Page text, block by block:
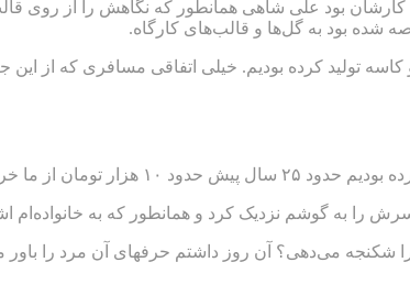
شده بود به گل‌ها و قالب‌های کارگاه.
کاسه تولید کرده بودیم. خیلی اتفاقی مسافری که از
هزار تومان از ما خرید کرد.
به گوشم نزدیک کرد و همانطور که به خانواده‌ام
را شکنجه می‌دهی؟ آن روز داشتم حرفهای آن مرد را